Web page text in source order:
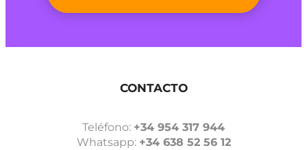
CONTACTO
Teléfono: +34 954 317 944
Whatsapp: +34 638 52 56 12